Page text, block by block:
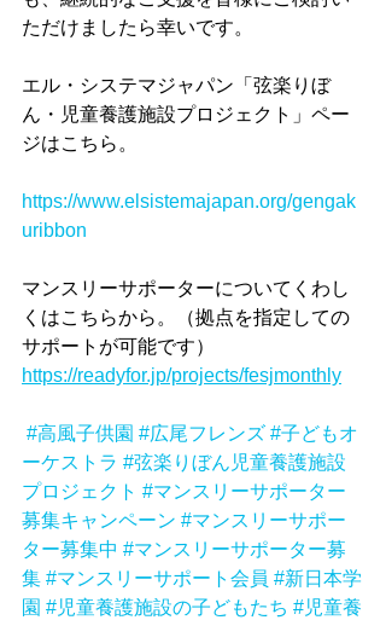
ただけましたら幸いです。
エル・システマジャパン「弦楽りぼ
ん・児童養護施設プロジェクト」ペー
ジはこちら。
https://www.elsistemajapan.org/gengak
uribbon
マンスリーサポーターについてくわし
くはこちらから。（拠点を指定しての
サポートが可能です）
https://readyfor.jp/projects/fesjmonthly
#高風子供園 #広尾フレンズ #子どもオ
ーケストラ #弦楽りぼん児童養護施設
プロジェクト #マンスリーサポーター
募集キャンペーン #マンスリーサポー
ター募集中 #マンスリーサポーター募
集 #マンスリーサポート会員 #新日本学
園 #児童養護施設の子どもたち #児童養